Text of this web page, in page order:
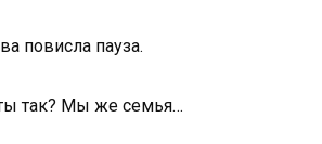
повисла пауза.
так? Мы же семья…